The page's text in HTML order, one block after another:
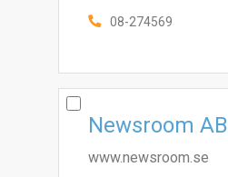
08-274569
Newsroom AB
www.newsroom.se